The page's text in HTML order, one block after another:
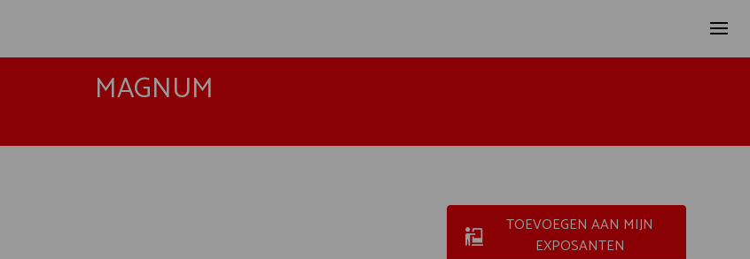
MAGNUM
TOEVOEGEN AAN MIJN
EXPOSANTEN